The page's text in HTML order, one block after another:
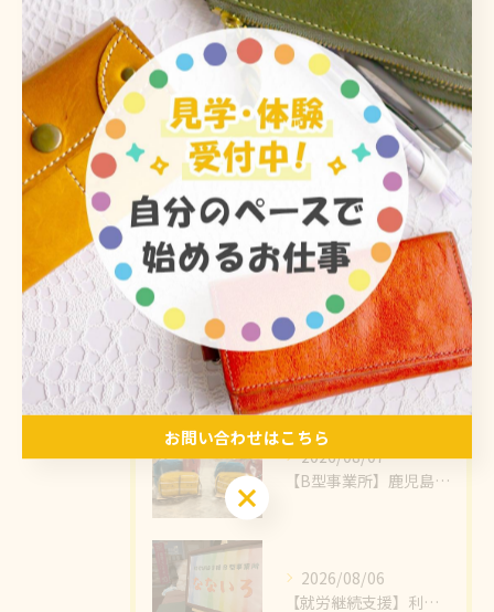
カテゴリー Categories
全てのカテゴリー
体験
見学
軽作業
精神障がい
自立
最近の投稿 Recent Posts
2026/08/07
【B型事業所】鹿児島市にある株式会社フォースター九州様のかわいいマスコット「さっしーず」✨そのさっしーずぬいぐるみを作成させていただき、納品させていただきました🙌🙌
2026/08/06
【就労継続支援】利用者様の心のこもった製品がたくさんの方に見ていただけました🥰小物作りの魅力のひとつ、販売することで感じるたくさんの繋がりと幸せの輪💞
お問い合わせはこちら
お問い合わせはこちら